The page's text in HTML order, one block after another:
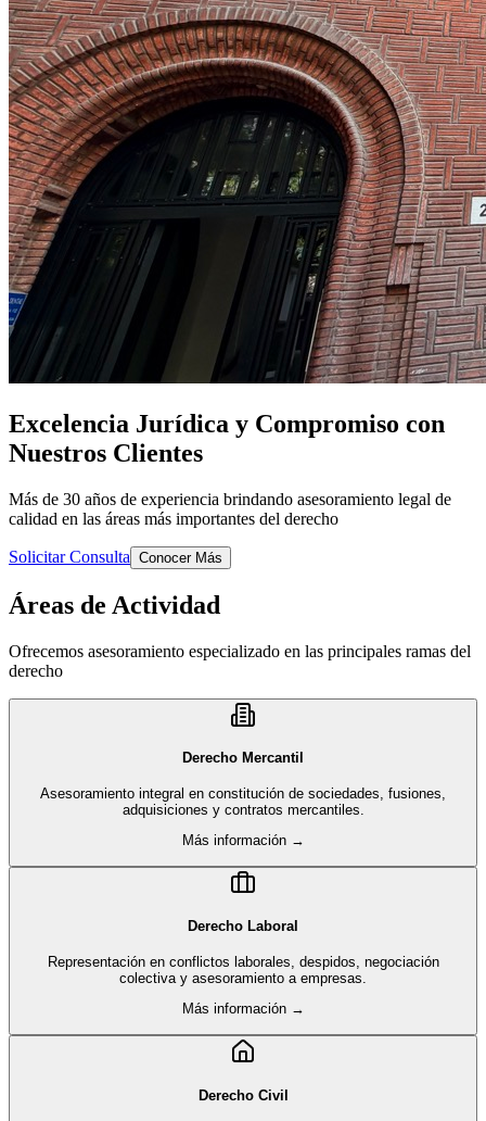
Excelencia Jurídica y Compromiso con
Nuestros Clientes
Más de 30 años de experiencia brindando asesoramiento legal de
calidad en las áreas más importantes del derecho
Solicitar Consulta Conocer Más
Áreas de Actividad
Ofrecemos asesoramiento especializado en las principales ramas del
derecho
Derecho Mercantil
Asesoramiento integral en constitución de sociedades, fusiones,
adquisiciones y contratos mercantiles.
Más información →
Derecho Laboral
Representación en conflictos laborales, despidos, negociación
colectiva y asesoramiento a empresas.
Más información →
Derecho Civil